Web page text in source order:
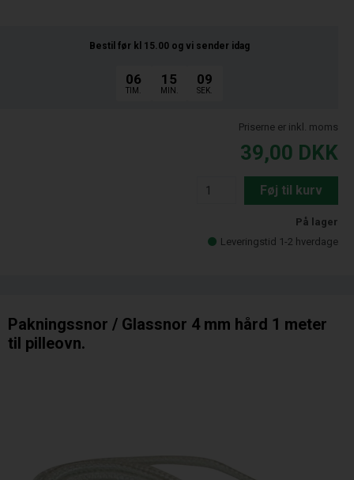
Bestil før kl 15.00 og vi sender idag
06
TIM.
15
MIN.
08
SEK.
Priserne er inkl. moms
39,00 DKK
Føj til kurv
På lager
Leveringstid 1-2 hverdage
Pakningssnor / Glassnor 4 mm hård 1 meter
til pilleovn.